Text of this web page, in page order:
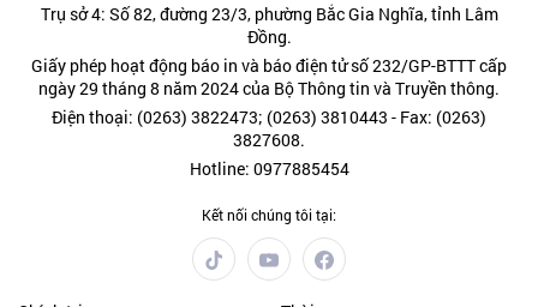
Trụ sở 4: Số 82, đường 23/3, phường Bắc Gia Nghĩa, tỉnh Lâm
Đồng.
Giấy phép hoạt động báo in và báo điện tử số 232/GP-BTTT cấp
ngày 29 tháng 8 năm 2024 của Bộ Thông tin và Truyền thông.
Điện thoại: (0263) 3822473; (0263) 3810443 - Fax: (0263)
3827608.
Hotline: 0977885454
Kết nối chúng tôi tại: